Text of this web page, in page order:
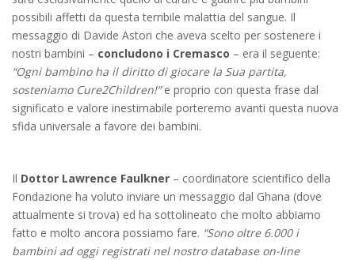
possibili affetti da questa terribile malattia del sangue. Il
messaggio di Davide Astori che aveva scelto per sostenere i
nostri bambini – concludono i Cremasco – era il seguente:
“Ogni bambino ha il diritto di giocare la Sua partita,
sosteniamo Cure2Children!”e proprio con questa frase dal
significato e valore inestimabile porteremo avanti questa nuova
sfida universale a favore dei bambini.
Il Dottor Lawrence Faulkner – coordinatore scientifico della
Fondazione ha voluto inviare un messaggio dal Ghana (dove
attualmente si trova) ed ha sottolineato che molto abbiamo
fatto e molto ancora possiamo fare. “Sono oltre 6.000 i
bambini ad oggi registrati nel nostro database on-line